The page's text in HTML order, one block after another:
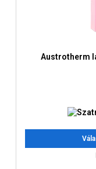
Austrotherm